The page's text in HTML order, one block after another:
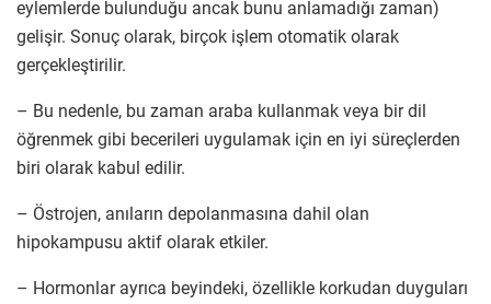
eylemlerde bulunduğu ancak bunu anlamadığı zaman)
gelişir. Sonuç olarak, birçok işlem otomatik olarak
gerçekleştirilir.
– Bu nedenle, bu zaman araba kullanmak veya bir dil
öğrenmek gibi becerileri uygulamak için en iyi süreçlerden
biri olarak kabul edilir.
– Östrojen, anıların depolanmasına dahil olan
hipokampusu aktif olarak etkiler.
– Hormonlar ayrıca beyindeki, özellikle korkudan duyguları